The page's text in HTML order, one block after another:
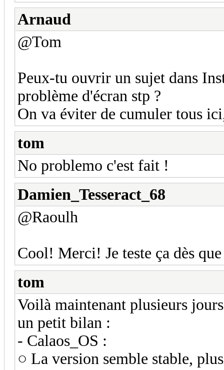
Arnaud
@Tom
Peux-tu ouvrir un sujet dans
problème d'écran stp ?
On va éviter de cumuler tous
tom
No problemo c'est fait !
Damien_Tesseract_68
@Raoulh
Cool! Merci! Je teste ça dès
tom
Voilà maintenant plusieurs
un petit bilan :
- Calaos_OS :
○ La version semble stable,